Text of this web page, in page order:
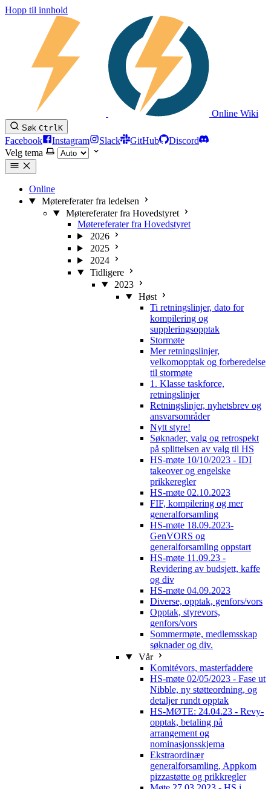
Hopp til innhold
Online Wiki
Søk CtrlK
Facebook Instagram Slack GitHub
Discord
Velg tema
Online
Møtereferater fra ledelsen
Møtereferater fra Hovedstyret
Møtereferater fra Hovedstyret
2026
2025
2024
Tidligere
2023
Høst
Ti retningslinjer, dato for
kompilering og
suppleringsopptak
Stormøte
Mer retningslinjer,
velkomopptak og forberedelse
til stormøte
1. Klasse taskforce,
retningslinjer
Retningslinjer, nyhetsbrev og
ansvarsområder
Nytt styre!
Søknader, valg og retrospekt
på splittelsen av valg til HS
HS-møte 10/10/2023 - IDI
takeover og engelske
prikkeregler
HS-møte 02.10.2023
FIF, kompilering og mer
generalforsamling
HS-møte 18.09.2023-
GenVORS og
generalforsamling oppstart
HS-møte 11.09.23 -
Revidering av budsjett, kaffe
og div
HS-møte 04.09.2023
Diverse, opptak, genfors/vors
Opptak, styrevors,
genfors/vors
Sommermøte, medlemsskap
søknader og div.
Vår
Komitévors, masterfaddere
HS-møte 02/05/2023 - Fase ut
Nibble, ny støtteordning, og
detaljer rundt opptak
HS-MØTE: 24.04.23 - Revy-
opptak, betaling på
arrangement og
nominasjonsskjema
Ekstraordinær
generalforsamling, Appkom
pizzastøtte og prikkregler